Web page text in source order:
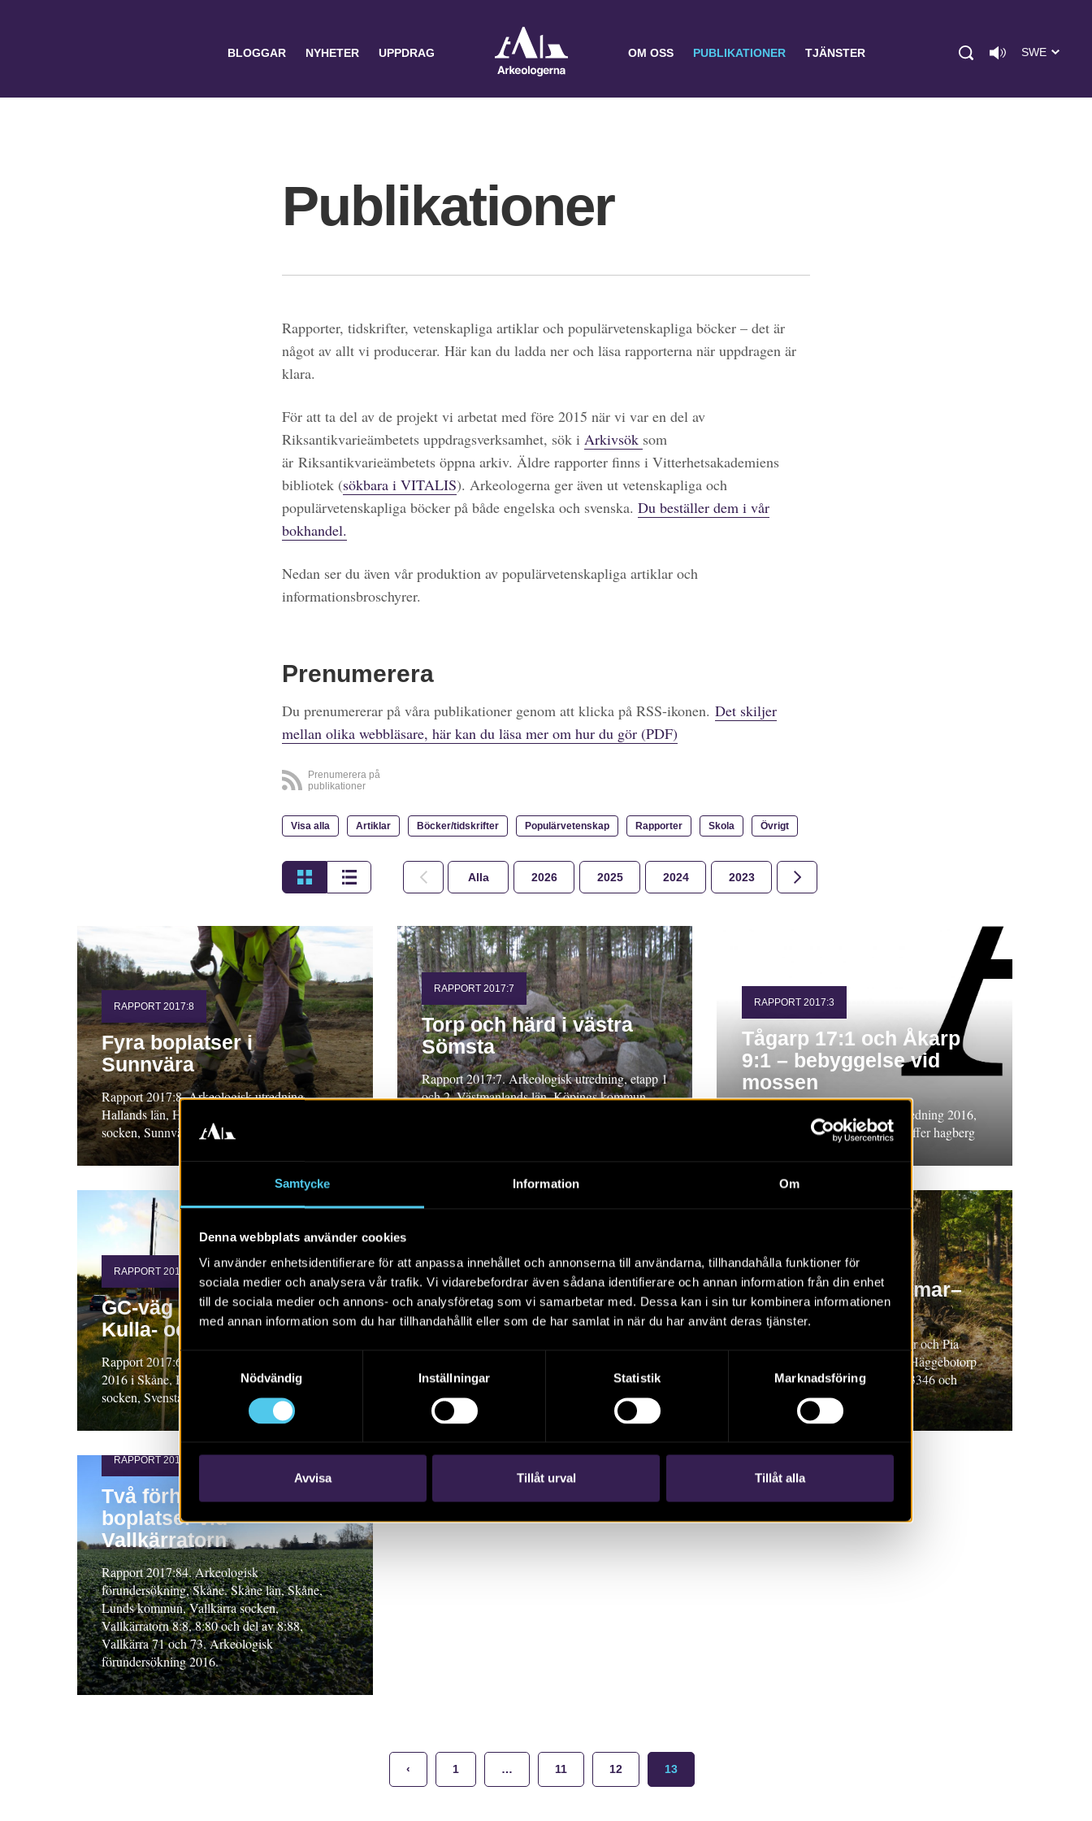
Samtycke Information Om
Denna webbplats använder cookies
Vi använder enhetsidentifierare för att anpassa innehållet och annonserna till användarna, tillhandahålla funktioner för
sociala medier och analysera vår trafik. Vi vidarebefordrar även sådana identifierare och annan information från din enhet
till de sociala medier och annons- och analysföretag som vi samarbetar med. Dessa kan i sin tur kombinera informationen
med annan information som du har tillhandahållit eller som de har samlat in när du har använt deras tjänster.
Nödvändig
Inställningar Statistik Marknadsföring
Avvisa Tillåt urval Tillåt alla
BLOGGAR NYHETER UPPDRAG OM OSS PUBLIKATIONER TJÄNSTER SWE
Publikationer
Rapporter, tidskrifter, vetenskapliga artiklar och populärvetenskapliga böcker – det är
något av allt vi producerar. Här kan du ladda ner och läsa rapporterna när uppdragen är
klara.
För att ta del av de projekt vi arbetat med före 2015 när vi var en del av
Riksantikvarieämbetets uppdragsverksamhet, sök i Arkivsök som
är Riksantikvarieämbetets öppna arkiv. Äldre rapporter finns i Vitterhetsakademiens
bibliotek (sökbara i VITALIS). Arkeologerna ger även ut vetenskapliga och
populärvetenskapliga böcker på både engelska och svenska. Du beställer dem i vår
bokhandel.
Nedan ser du även vår produktion av populärvetenskapliga artiklar och
informationsbroschyrer.
Prenumerera
Du prenumererar på våra publikationer genom att klicka på RSS-ikonen. Det skiljer
mellan olika webbläsare, här kan du läsa mer om hur du gör (PDF)
Prenumerera på
publikationer
Visa alla Artiklar Böcker/tidskrifter Populärvetenskap Rapporter Skola Övrigt
Alla 2026 2025 2024 2023 2022
RAPPORT 2017:8
Fyra boplatser i
Sunnvära
Rapport 2017:8. Arkeologisk utredning.
Hallands län, Halland, Varbergs kommun, Värö
socken, Sunnvära 8:2 och 8:3
RAPPORT 2017:7
Torp och härd i västra
Sömsta
Rapport 2017:7. Arkeologisk utredning, etapp 1
och 2. Västmanlands län, Köpings kommun,
RAPPORT 2017:3
Tågarp 17:1 och Åkarp
9:1 – bebyggelse vid
mossen
Rapport 2017:3. Arkeologisk utredning 2016,
Skåne, Burlövs kommun, Christoffer hagberg
RAPPORT 2017:6
GC-väg Kattegattleden på
Kulla- och Bjärehalvön
Rapport 2017:6. Arkeologisk utredning steg 2,
2016 i Skåne, Båstads kommun, Västra Karups
socken, Svenstad 16:10 m.fl.
RAPPORT 2017:5
Rapport 2017:5. Arkeologisk undersökning
Väg E22 Gladhammar–
Häggebotorp
Rapport 2017:9. Annika Helander och Pia
Nilsson. Väg E22 Gladhammar–Häggebotorp
samt Häggebotorp–Bälö, V87833346 och
RAPPORT 2017:84
Två förhistoriska
boplatser vid
Vallkärratorn
Rapport 2017:84. Arkeologisk
förundersökning, Skåne. Skåne län, Skåne,
Lunds kommun, Vallkärra socken,
Vallkärratorn 8:8, 8:80 och del av 8:88,
Vallkärra 71 och 73. Arkeologisk
förundersökning 2016.
‹ 1 … 11 12 13